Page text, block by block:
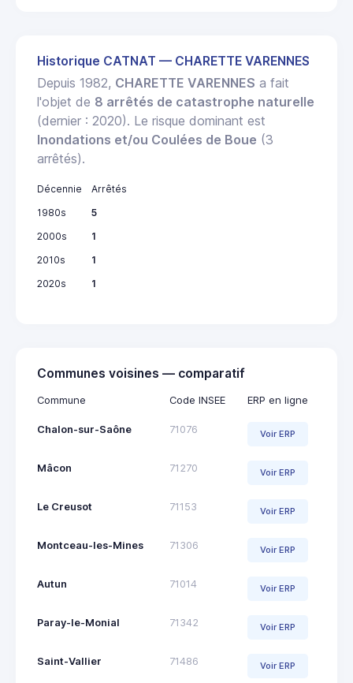
Historique CATNAT — CHARETTE VARENNES
Depuis 1982, CHARETTE VARENNES a fait
l'objet de 8 arrêtés de catastrophe naturelle
(dernier : 2020). Le risque dominant est
Inondations et/ou Coulées de Boue (3
arrêtés).
Décennie
Arrêtés
1980s
5
2000s
1
2010s
1
2020s
1
Communes voisines — comparatif
Commune Code INSEE ERP en ligne
Chalon-sur-Saône 71076 Voir ERP
Mâcon 71270 Voir ERP
Le Creusot 71153 Voir ERP
Montceau-les-Mines 71306 Voir ERP
Autun 71014 Voir ERP
Paray-le-Monial 71342 Voir ERP
Saint-Vallier 71486 Voir ERP